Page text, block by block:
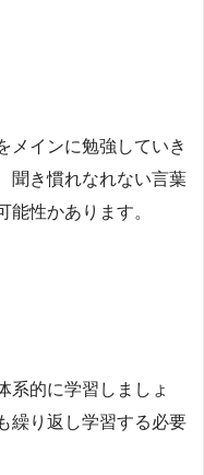
メインに勉強していき
聞き慣れなれない言葉
能性かあります。
系的に学習しましょ
繰り返し学習する必要